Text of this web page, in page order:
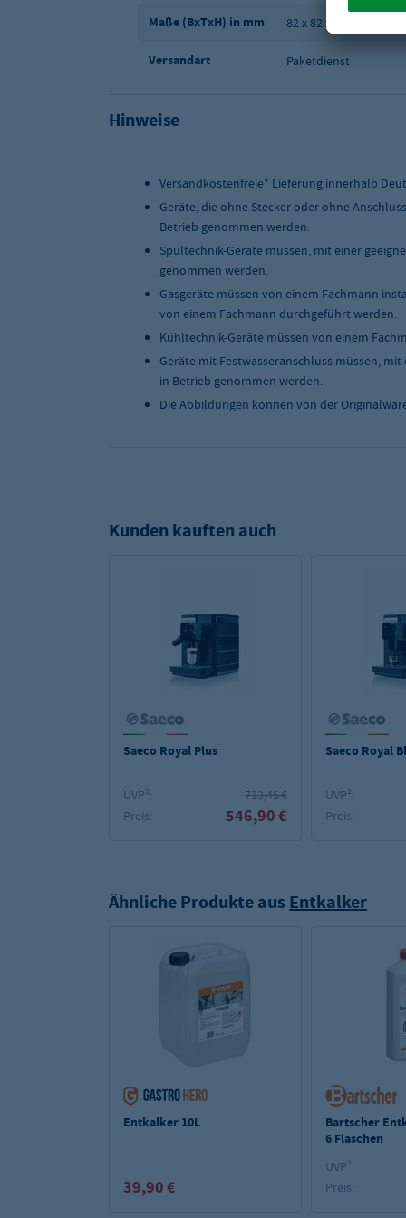
Maße (BxTxH) in mm 82 x 82 x 249
Versandart Paketdienst
Hinweise
Versandkostenfreie* Lieferung innerhalb
Geräte, die ohne Stecker oder ohne
Betrieb genommen werden.
Spültechnik-Geräte müssen, mit einer
genommen werden.
Gasgeräte müssen von einem Fachmann
von einem Fachmann durchgeführt werden.
Kühltechnik-Geräte müssen von einem
Geräte mit Festwasseranschluss müssen,
in Betrieb genommen werden.
Die Abbildungen können von der
Kunden kauften auch
Saeco Royal Plus
UVP²:
713,45 €
Preis:
546,90 €
Saeco Royal
UVP²:
Preis:
Ähnliche Produkte aus Entkalker
Entkalker 10L
39,90 €
Bartscher
6 Flaschen
UVP²:
Preis: